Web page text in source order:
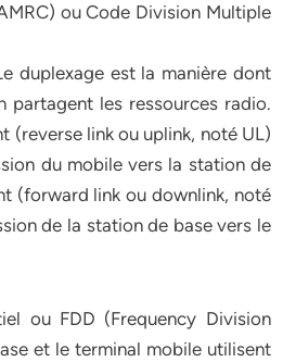
ou Code Division Multiple
duplexage est la manière dont
partagent les ressources radio.
(reverse link ou uplink, noté UL)
du mobile vers la station de
(forward link ou downlink, noté
de la station de base vers le
ou FDD (Frequency Division
et le terminal mobile utilisent